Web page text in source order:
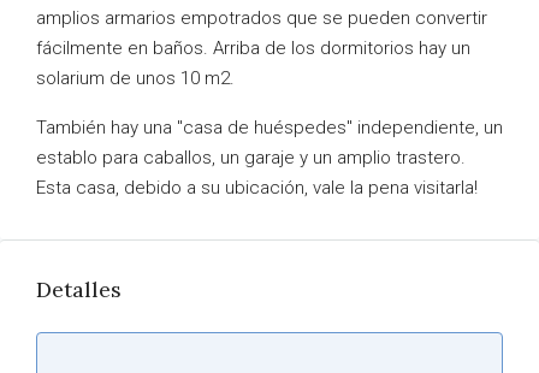
amplios armarios empotrados que se pueden convertir
fácilmente en baños. Arriba de los dormitorios hay un
solarium de unos 10 m2.
También hay una "casa de huéspedes" independiente, un
establo para caballos, un garaje y un amplio trastero.
Esta casa, debido a su ubicación, vale la pena visitarla!
Detalles